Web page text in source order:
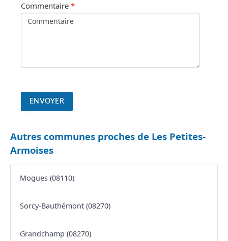
Commentaire *
Autres communes proches de Les Petites-
Armoises
Mogues (08110)
Sorcy-Bauthémont (08270)
Grandchamp (08270)